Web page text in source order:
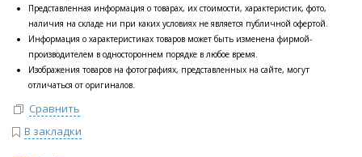
Представленная информация о товарах, их стоимости, характеристик, фото,
наличия на складе ни при каких условиях не является публичной офертой.
Информация о характеристиках товаров может быть изменена фирмой-
производителем в одностороннем порядке в любое время.
Изображения товаров на фотографиях, представленных на сайте, могут
отличаться от оригиналов.
Сравнить
В закладки